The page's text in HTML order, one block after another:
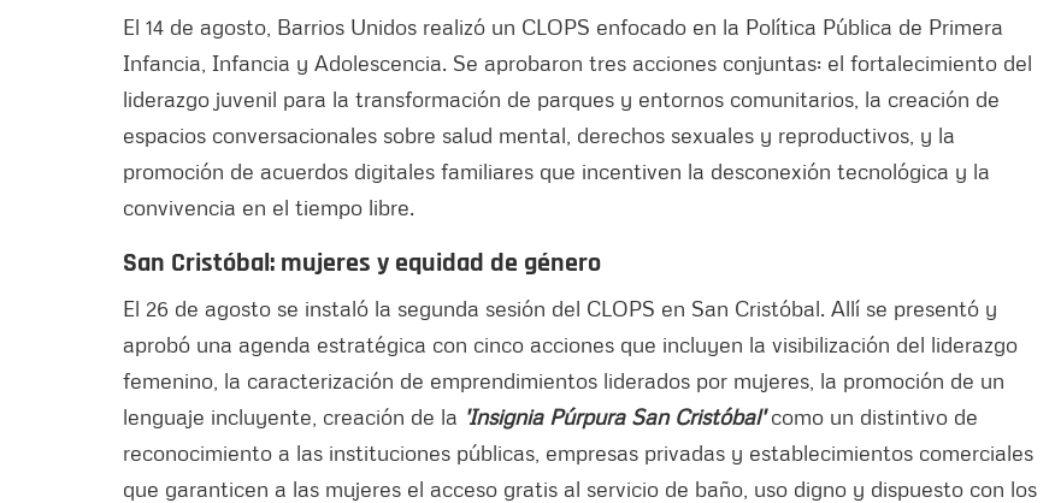
El 14 de agosto, Barrios Unidos realizó un CLOPS enfocado en la Política Pública de Primera
Infancia, Infancia y Adolescencia. Se aprobaron tres acciones conjuntas: el fortalecimiento del
liderazgo juvenil para la transformación de parques y entornos comunitarios, la creación de
espacios conversacionales sobre salud mental, derechos sexuales y reproductivos, y la
promoción de acuerdos digitales familiares que incentiven la desconexión tecnológica y la
convivencia en el tiempo libre.
San Cristóbal: mujeres y equidad de género
El 26 de agosto se instaló la segunda sesión del CLOPS en San Cristóbal. Allí se presentó y
aprobó una agenda estratégica con cinco acciones que incluyen la visibilización del liderazgo
femenino, la caracterización de emprendimientos liderados por mujeres, la promoción de un
lenguaje incluyente, creación de la 'Insignia Púrpura San Cristóbal'como un distintivo de
reconocimiento a las instituciones públicas, empresas privadas y establecimientos comerciales
que garanticen a las mujeres el acceso gratis al servicio de baño, uso digno y dispuesto con los